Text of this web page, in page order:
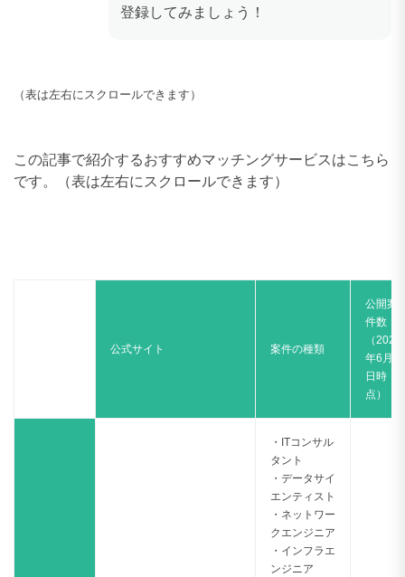
登録してみましょう！
（表は左右にスクロールできます）
この記事で紹介するおすすめマッチングサービスはこちら
です。（表は左右にスクロールできます）
公式サイト 案件の種類
公開案
件数
（2025
年6月28
日時
点）
・ITコンサル
タント
・データサイ
エンティスト
・ネットワー
クエンジニア
・インフラエ
ンジニア